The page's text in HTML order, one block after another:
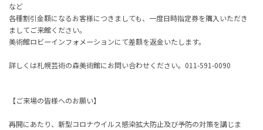
など
各種割引金額になるお客様につきましても、一度日時指定券を購入いただき
ましてご来館ください。
美術館ロビーインフォメーションにて差額を返金いたします。
詳しくは札幌芸術の森美術館にお問い合わせください。 011-591-0090
【ご来場の皆様へのお願い】
再開にあたり、新型コロナウイルス感染拡大防止及び予防の対策を講じま